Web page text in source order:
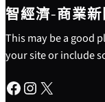
智經濟-商業
This may be a good
your site or include
Facebook Instagram X